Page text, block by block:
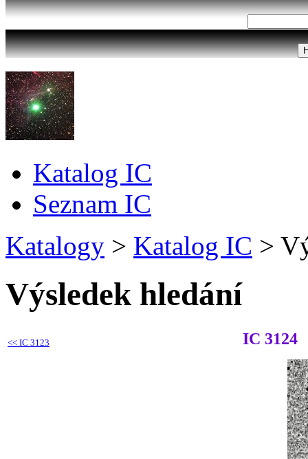
Katalog IC
Seznam IC
Katalogy > Katalog IC >
Výsledek hledání
<< IC 3123 IC 3124